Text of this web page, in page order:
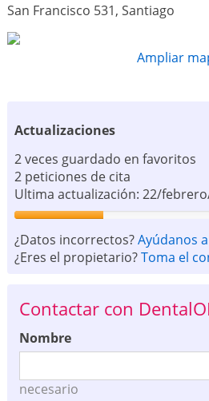
San Francisco 531, Santiago
Ampliar
Actualizaciones
2 veces guardado en favoritos
2 peticiones de cita
Ultima actualización: 22/
¿Datos incorrectos?Ayúdanos
¿Eres el propietario?Toma el
Contactar con
Nombre
necesario